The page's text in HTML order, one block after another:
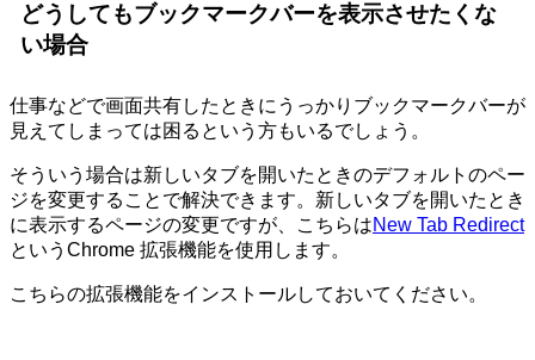
どうしてもブックマークバーを表示させたくな
い場合
仕事などで画面共有したときにうっかりブックマークバーが
見えてしまっては困るという方もいるでしょう。
そういう場合は新しいタブを開いたときのデフォルトのペー
ジを変更することで解決できます。新しいタブを開いたとき
に表示するページの変更ですが、こちらはNew Tab Redirect
というChrome 拡張機能を使用します。
こちらの拡張機能をインストールしておいてください。